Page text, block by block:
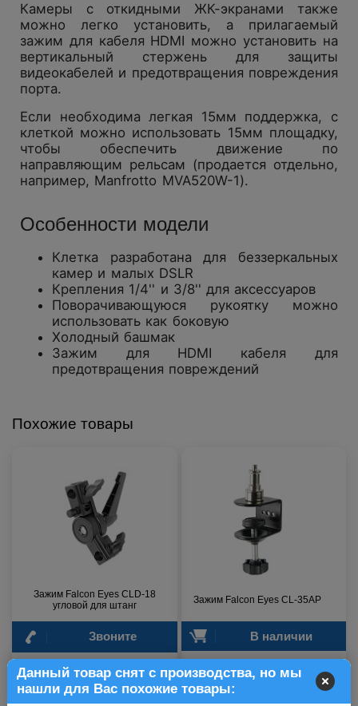
Камеры с откидными ЖК-экранами также
можно легко установить, а прилагаемый
зажим для кабеля HDMI можно установить на
вертикальный стержень для защиты
видеокабелей и предотвращения повреждения
порта.
Если необходима легкая 15мм поддержка, с
клеткой можно использовать 15мм площадку,
чтобы обеспечить движение по
направляющим рельсам (продается отдельно,
например, Manfrotto MVA520W-1).
Особенности модели
Клетка разработана для беззеркальных
камер и малых DSLR
Крепления 1/4'' и 3/8'' для аксессуаров
Поворачивающуюся рукоятку можно
использовать как боковую
Холодный башмак
Зажим для HDMI кабеля для
предотвращения повреждений
Данный товар снят с производства, но мы
нашли для Вас похожие товары:
Похожие товары
Зажим Falcon Eyes CLD-18
угловой для штанг
Звоните
452 р.
Зажим Falcon Eyes CL-35AP
В наличии
453 р.